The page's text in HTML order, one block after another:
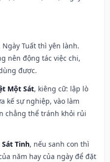
Tuất thì yên lành.
nên động tác việc chi,
được.
Một Sát, kiêng cữ: lập lò
kế sự nghiệp, vào làm
chẳng thể tránh khỏi rủi
Tinh, nếu sanh con thì
năm hay của ngày để đặt